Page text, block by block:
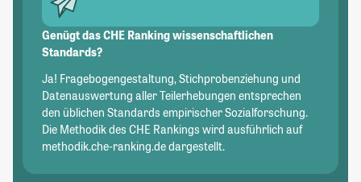
Genügt das CHE Ranking wissenschaftlichen
Standards?
Ja! Fragebogengestaltung, Stichprobenziehung und
Datenauswertung aller Teilerhebungen entsprechen
den üblichen Standards empirischer Sozialforschung.
Die Methodik des CHE Rankings wird ausführlich auf
methodik.che-ranking.de dargestellt.